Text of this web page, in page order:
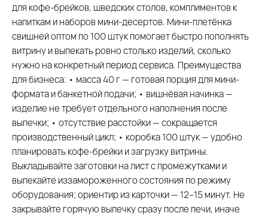
для кофе-брейков, шведских столов, комплиментов к
напиткам и наборов мини-десертов. Мини-плетёнка
свишней оптом по 100 штук помогает быстро пополнять
витрину и выпекать ровно столько изделий, сколько
нужно на конкретный период сервиса. Преимущества
для бизнеса: • масса 40 г — готовая порция для мини-
формата и банкетной подачи; • вишнёвая начинка —
изделие не требует отдельного наполнения после
выпечки; • отсутствие расстойки — сокращается
производственный цикл; • коробка 100 штук — удобно
планировать кофе-брейки и загрузку витрины.
Выкладывайте заготовки на лист с промежутками и
выпекайте иззамороженного состояния по режиму
оборудования; ориентир из карточки — 12–15 минут. Не
закрывайте горячую выпечку сразу после печи, иначе